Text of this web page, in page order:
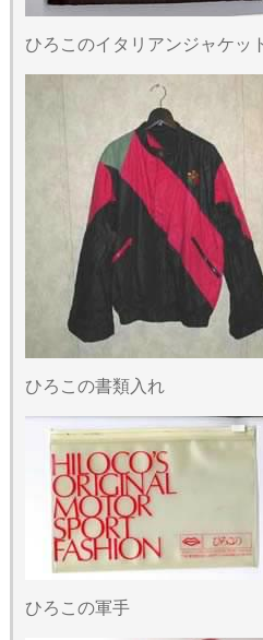
ひろこのイタリアンジャケッ
ひろこの書類入れ
ひろこの軍手